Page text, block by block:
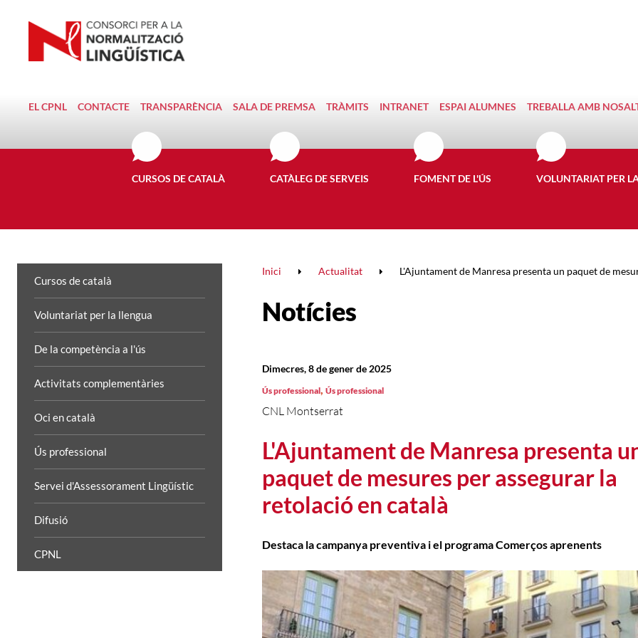
EL CPNL CONTACTE TRANSPARÈNCIA SALA DE PREMSA TRÀMITS INTRANET ESPAI ALUMNES TREBALLA AMB
CURSOS DE CATALÀ CATÀLEG DE SERVEIS FOMENT DE L'ÚS VOLUNTARIAT PER
Cursos de català
Voluntariat per la llengua
De la competència a l'ús
Activitats complementàries
Oci en català
Ús professional
Servei d'Assessorament Lingüístic
Difusió
CPNL
Inici Actualitat L'Ajuntament de Manresa presenta un paquet de
Notícies
L'Ajuntament de Manresa presenta
paquet de mesures per assegurar la
retolació en català
CNL Montserrat
Dimecres, 8 de gener de 2025
Ús professional, Ús professional
Destaca la campanya preventiva i el programa Comerços aprenents